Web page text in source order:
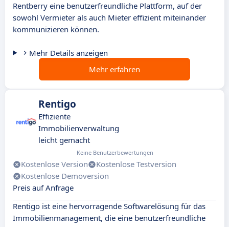
Rentberry eine benutzerfreundliche Plattform, auf der
sowohl Vermieter als auch Mieter effizient miteinander
kommunizieren können.
Mehr Details anzeigen
Mehr erfahren
Rentigo
Effiziente
Immobilienverwaltung
leicht gemacht
Keine Benutzerbewertungen
Kostenlose Version
Kostenlose Testversion
Kostenlose Demoversion
Preis auf Anfrage
Rentigo ist eine hervorragende Softwarelösung für das
Immobilienmanagement, die eine benutzerfreundliche